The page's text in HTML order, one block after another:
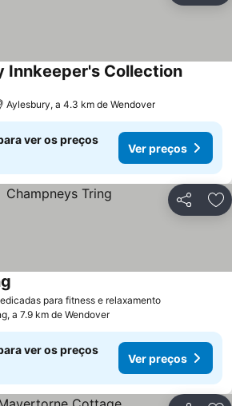
Innkeeper's Collection
Aylesbury, a 4.3 km de Wendover
ver os preços
Ver preços
Partilhar
para fitness e relaxamento
a 7.9 km de Wendover
ver os preços
Ver preços